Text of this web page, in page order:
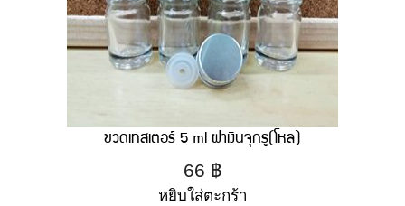
ขวดเทสเตอร์ 5 ml ฝาเงินจุกรู(โหล)
66 ฿
หยิบใส่ตะกร้า